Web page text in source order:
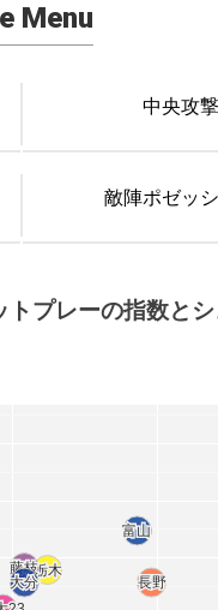
Menu
中央攻撃
敵陣ポゼッ
トプレーの指数と
栃木
栃木
長野
長野
富山
富山
藤枝
藤枝
大分
大分